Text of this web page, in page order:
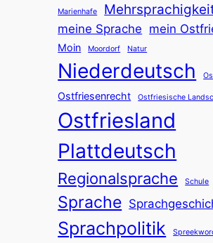
Marienhafe
meine Sprache mein
Moin Moordorf Natur
Niederdeutsch
Ostfriesenrecht Ostfriesische
Ostfriesland
Plattdeutsch
Regionalsprache Schule
Sprache
Sprachpolitik